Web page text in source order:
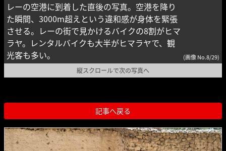
レーの空港に到着した直後の写真。空港を降り
た瞬間、3000m超えという違和感が身体を緊張
させる。レーの街で見かけるバイクの8割がヒマ
ラヤ。レンタルバイクも大半がヒマラヤで、観
光客も多い。
(画像 No.8/29)
縦スクロールで次の写真へ
記事へ戻る